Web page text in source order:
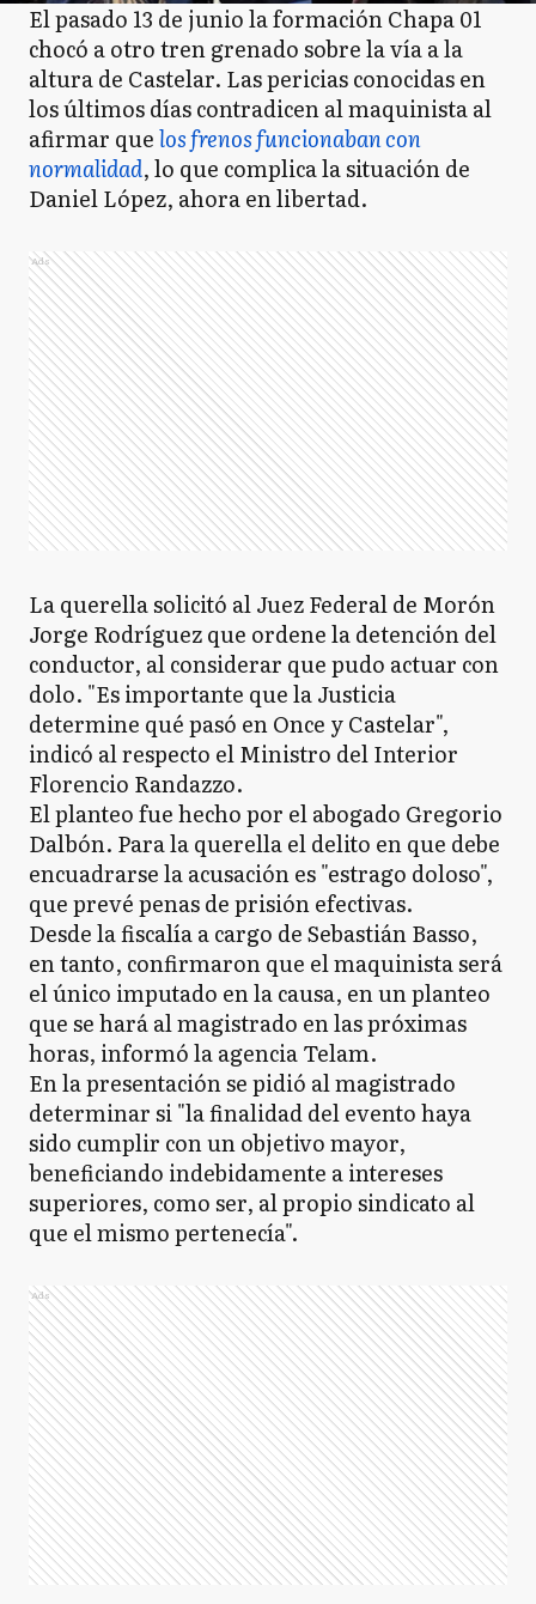
El pasado 13 de junio la formación Chapa 01
chocó a otro tren grenado sobre la vía a la
altura de Castelar. Las pericias conocidas en
los últimos días contradicen al maquinista al
afirmar quelos frenos funcionaban con
normalidad, lo que complica la situación de
Daniel López, ahora en libertad.
Ads
La querella solicitó al Juez Federal de Morón
Jorge Rodríguez que ordene la detención del
conductor, al considerar que pudo actuar con
dolo. "Es importante que la Justicia
determine qué pasó en Once y Castelar",
indicó al respecto el Ministro del Interior
Florencio Randazzo.
El planteo fue hecho por el abogado Gregorio
Dalbón. Para la querella el delito en que debe
encuadrarse la acusación es "estrago doloso",
que prevé penas de prisión efectivas.
Desde la fiscalía a cargo de Sebastián Basso,
en tanto, confirmaron que el maquinista será
el único imputado en la causa, en un planteo
que se hará al magistrado en las próximas
horas, informó la agencia Telam.
En la presentación se pidió al magistrado
determinar si "la finalidad del evento haya
sido cumplir con un objetivo mayor,
beneficiando indebidamente a intereses
superiores, como ser, al propio sindicato al
que el mismo pertenecía".
Ads